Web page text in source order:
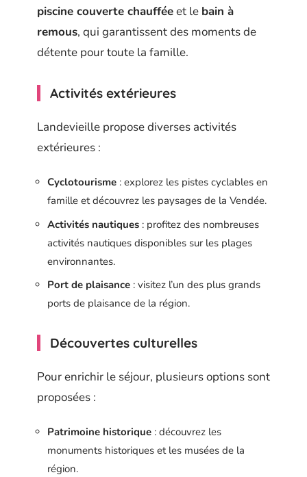
piscine couverte chaufféeet le bain à
remous, qui garantissent des moments de
détente pour toute la famille.
Activités extérieures
Landevieille propose diverses activités
extérieures :
Cyclotourisme : explorez les pistes cyclables en
famille et découvrez les paysages de la Vendée.
Activités nautiques : profitez des nombreuses
activités nautiques disponibles sur les plages
environnantes.
Port de plaisance : visitez l’un des plus grands
ports de plaisance de la région.
Découvertes culturelles
Pour enrichir le séjour, plusieurs options sont
proposées :
Patrimoine historique : découvrez les
monuments historiques et les musées de la
région.